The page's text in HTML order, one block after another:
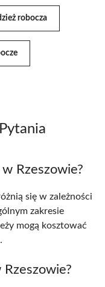
robocza
Rzeszowie?
się w zależności
zakresie
mogą kosztować
Rzeszowie?